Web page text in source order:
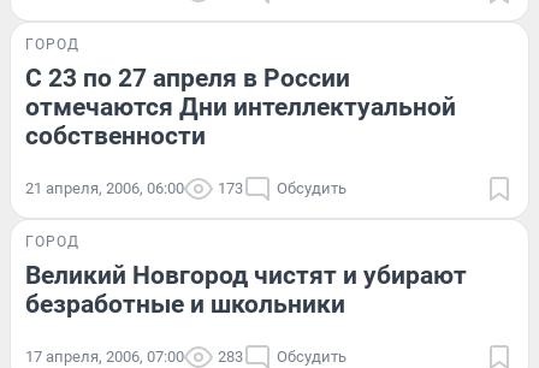
ГОРОД
С 23 по 27 апреля в России
отмечаются Дни интеллектуальной
собственности
21 апреля, 2006, 06:00 173 Обсудить
ГОРОД
Великий Новгород чистят и убирают
безработные и школьники
17 апреля, 2006, 07:00 283 Обсудить